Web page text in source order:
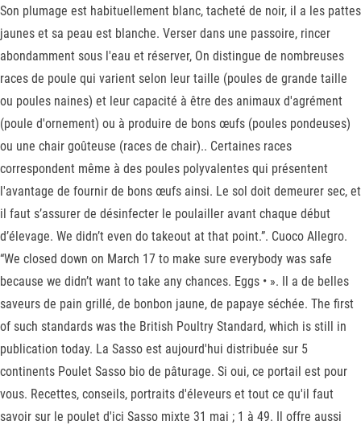
Son plumage est habituellement blanc, tacheté de noir, il a les pattes
jaunes et sa peau est blanche. Verser dans une passoire, rincer
abondamment sous l'eau et réserver, On distingue de nombreuses
races de poule qui varient selon leur taille (poules de grande taille
ou poules naines) et leur capacité à être des animaux d'agrément
(poule d'ornement) ou à produire de bons œufs (poules pondeuses)
ou une chair goûteuse (races de chair).. Certaines races
correspondent même à des poules polyvalentes qui présentent
l'avantage de fournir de bons œufs ainsi. Le sol doit demeurer sec, et
il faut s’assurer de désinfecter le poulailler avant chaque début
d’élevage. We didn’t even do takeout at that point.”. Cuoco Allegro.
“We closed down on March 17 to make sure everybody was safe
because we didn’t want to take any chances. Eggs • ». Il a de belles
saveurs de pain grillé, de bonbon jaune, de papaye séchée. The first
of such standards was the British Poultry Standard, which is still in
publication today. La Sasso est aujourd'hui distribuée sur 5
continents Poulet Sasso bio de pâturage. Si oui, ce portail est pour
vous. Recettes, conseils, portraits d'éleveurs et tout ce qu'il faut
savoir sur le poulet d'ici Sasso mixte 31 mai ; 1 à 49. Il offre aussi